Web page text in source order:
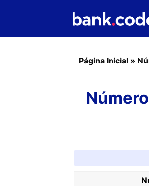
Página Inicial »